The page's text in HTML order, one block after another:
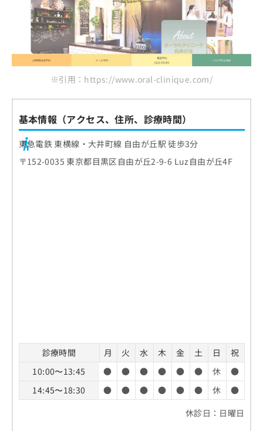
※引用：https://www.oral-clinique.com/
基本情報（アクセス、住所、診療時間）
東急電鉄 東横線・大井町線 自由が丘駅 徒歩3分
〒152-0035 東京都目黒区自由が丘2-9-6 Luz自由が丘4F
診療時間 月 火 水 木 金 土 日
祝
10:00〜13:45
● ● ● ● ● ● 休
●
14:45〜18:30
● ● ● ● ● ● 休
●
休診日：日曜日